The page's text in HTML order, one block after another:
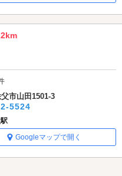
市山田1501-3
5524
Googleマップで開く